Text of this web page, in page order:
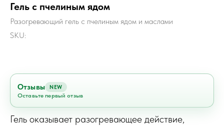
Гель с пчелиным ядом
Разогревающий гель с пчелиным ядом и маслами
SKU:
Отзывы NEW
Оставьте первый отзыв
Гель оказывает разогревающее действие,